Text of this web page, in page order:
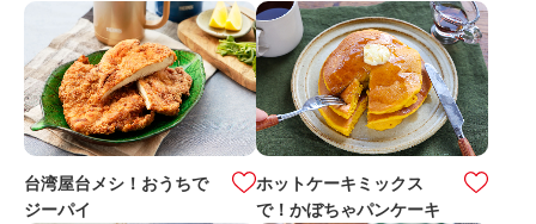
台湾屋台メシ！おうちで
ジーパイ
ホットケーキミックス
で！かぼちゃパンケーキ